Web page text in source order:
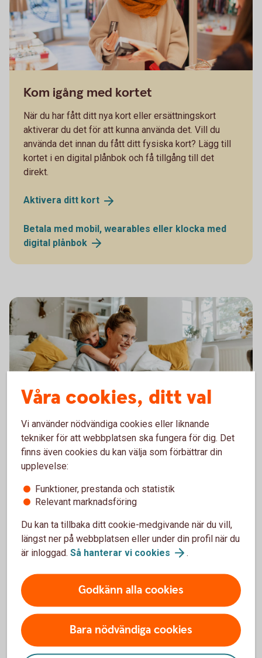
Kom igång med kortet
När du har fått ditt nya kort eller ersättningskort
aktiverar du det för att kunna använda det. Vill du
använda det innan du fått ditt fysiska kort? Lägg till
kortet i en digital plånbok och få tillgång till det
direkt.
Aktivera ditt kort
Betala med mobil, wearables eller klocka med
digital plånbok
Börja handla på nätet
Du kan börja handla med ditt kort direkt, i butik. Men
för att kunna shoppa på nätet, behöver du först slå
på kortet för internetköp. Det gör du enkelt i
internetbanken eller i appen, med Mobilt BankID
Slå på/av ditt kort förinternetköp
Handla på nätet medkort
Våra cookies, ditt val
Vi använder nödvändiga cookies eller liknande
tekniker för att webbplatsen ska fungera för dig. Det
finns även cookies du kan välja som förbättrar din
upplevelse:
Funktioner, prestanda och statistik
Relevant marknadsföring
Du kan ta tillbaka ditt cookie-medgivande när du vill,
längst ner på webbplatsen eller under din profil när du
är inloggad. Så hanterar vi cookies .
Godkänn alla cookies
Bara nödvändiga cookies